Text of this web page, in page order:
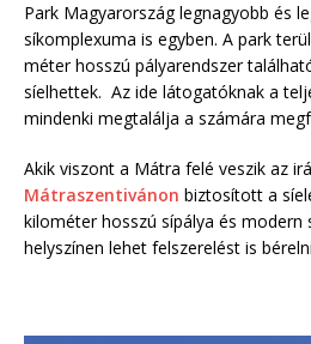
Park Magyarország legnagyobb és
síkomplexuma is egyben. A park
méter hosszú pályarendszer
síelhettek. Az ide látogatóknak a
mindenki megtalálja a számára
Akik viszont a Mátra felé veszik az
Mátraszentivánon biztosított a
kilométer hosszú sípálya és modern
helyszínen lehet felszerelést is